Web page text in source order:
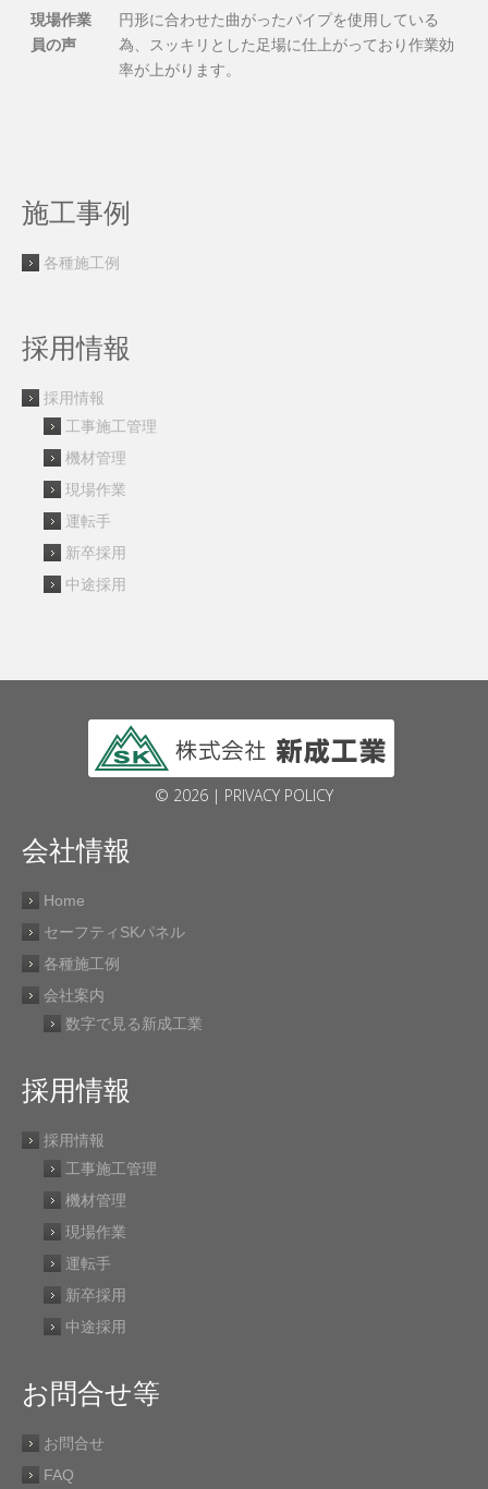
現場作業
員の声
円形に合わせた曲がったパイプを使用している
為、スッキリとした足場に仕上がっており作業効
率が上がります。
施工事例
各種施工例
採用情報
採用情報
工事施工管理
機材管理
現場作業
運転手
新卒採用
中途採用
© 2026 | PRIVACY POLICY
会社情報
Home
セーフティSKパネル
各種施工例
会社案内
数字で見る新成工業
採用情報
採用情報
工事施工管理
機材管理
現場作業
運転手
新卒採用
中途採用
お問合せ等
お問合せ
FAQ